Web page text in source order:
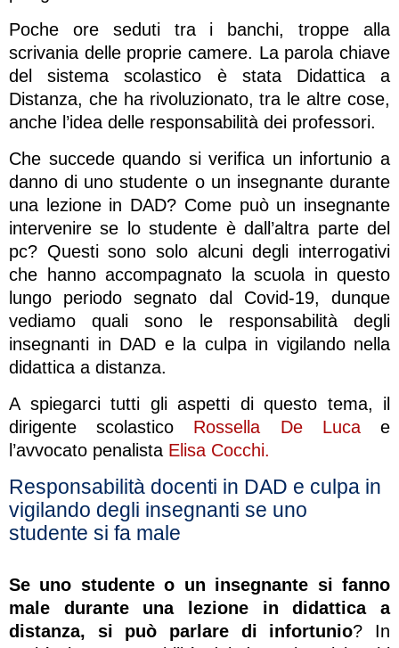
Poche ore seduti tra i banchi, troppe alla
scrivania delle proprie camere. La parola chiave
del sistema scolastico è stata Didattica a
Distanza, che ha rivoluzionato, tra le altre cose,
anche l’idea delle responsabilità dei professori.
Che succede quando si verifica un infortunio a
danno di uno studente o un insegnante durante
una lezione in DAD? Come può un insegnante
intervenire se lo studente è dall’altra parte del
pc? Questi sono solo alcuni degli interrogativi
che hanno accompagnato la scuola in questo
lungo periodo segnato dal Covid-19, dunque
vediamo quali sono le responsabilità degli
insegnanti in DAD e la culpa in vigilando nella
didattica a distanza.
A spiegarci tutti gli aspetti di questo tema, il
dirigente scolastico Rossella De Lucae
l’avvocato penalista Elisa Cocchi.
Responsabilità docenti in DAD e culpa in
vigilando degli insegnanti se uno
studente si fa male
Se uno studente o un insegnante si fanno
male durante una lezione in didattica a
distanza, si può parlare di infortunio? In